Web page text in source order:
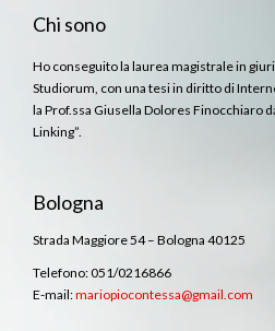
Chi sono
Ho conseguito la laurea magistrale in
Studiorum, con una tesi in diritto di
la Prof.ssa Giusella Dolores Finocchiaro
Linking”.
Bologna
Strada Maggiore 54 – Bologna 40125
Telefono: 051/0216866
E-mail:mariopiocontessa@gmail.com